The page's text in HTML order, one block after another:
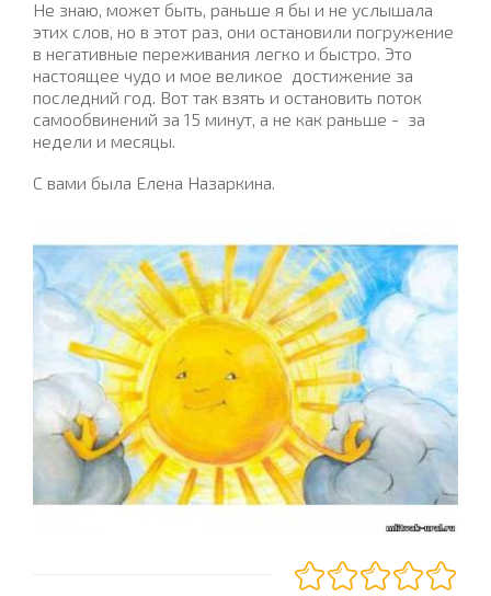
Не знаю, может быть, раньше я бы и не услышала
этих слов, но в этот раз, они остановили погружение
в негативные переживания легко и быстро. Это
настоящее чудо и мое великое достижение за
последний год. Вот так взять и остановить поток
самообвинений за 15 минут, а не как раньше - за
недели и месяцы.
С вами была Елена Назаркина.